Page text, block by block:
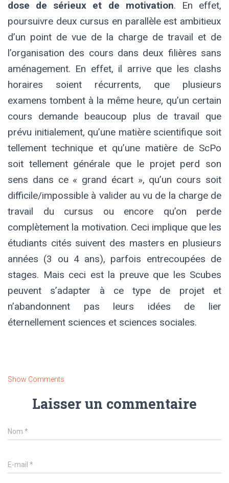
dose de sérieux et de motivation. En effet,
poursuivre deux cursus en parallèle est ambitieux
d’un point de vue de la charge de travail et de
l’organisation des cours dans deux filières sans
aménagement. En effet, il arrive que les clashs
horaires soient récurrents, que plusieurs
examens tombent à la même heure, qu’un certain
cours demande beaucoup plus de travail que
prévu initialement, qu’une matière scientifique soit
tellement technique et qu’une matière de ScPo
soit tellement générale que le projet perd son
sens dans ce « grand écart », qu’un cours soit
difficile/impossible à valider au vu de la charge de
travail du cursus ou encore qu’on perde
complètement la motivation. Ceci implique que les
étudiants cités suivent des masters en plusieurs
années (3 ou 4 ans), parfois entrecoupées de
stages. Mais ceci est la preuve que les Scubes
peuvent s’adapter à ce type de projet et
n’abandonnent pas leurs idées de lier
éternellement sciences et sciences sociales.
Show Comments
Laisser un commentaire
Nom *
E-mail *